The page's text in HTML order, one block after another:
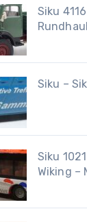
Siku
Siku –
Siku
Wiking –